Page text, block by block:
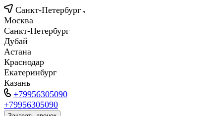
Санкт-Петербург
Москва
Санкт-Петербург
Дубай
Астана
Краснодар
Екатеринбург
Казань
+79956305090
+79956305090